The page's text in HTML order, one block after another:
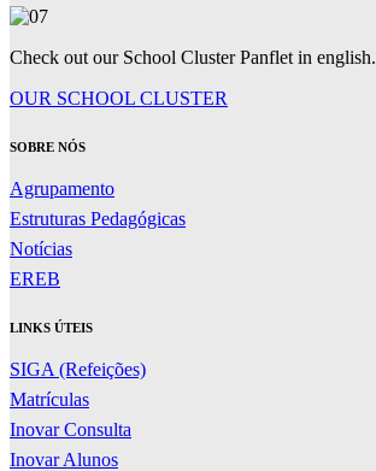
Check out our School Cluster Panflet in english.
OUR SCHOOL CLUSTER
SOBRE NÓS
Agrupamento
Estruturas Pedagógicas
Notícias
EREB
LINKS ÚTEIS
SIGA (Refeições)
Matrículas
Inovar Consulta
Inovar Alunos